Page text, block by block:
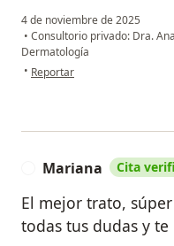
4 de noviembre de 2025
• Consultorio privado: Dra.
Dermatología
• en opinión del usuario
Reportar
Mariana Cita
El mejor trato,
todas tus dudas y